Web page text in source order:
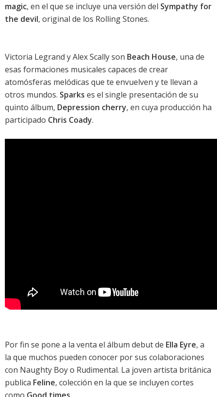
magic, en el que se incluye una versión del Sympathy for
the devil, original de los Rolling Stones.
Victoria Legrand y Alex Scally son Beach House, una de
esas formaciones musicales capaces de crear
atomósferas melódicas que te envuelven y te llevan a
otros mundos. Sparks es el single presentación de su
quinto álbum, Depression cherry, en cuya producción ha
participado Chris Coady.
Por fin se pone a la venta el álbum debut de Ella Eyre, a
la que muchos pueden conocer por sus colaboraciones
con Naughty Boy o Rudimental. La joven artista británica
publica Feline, colección en la que se incluyen cortes